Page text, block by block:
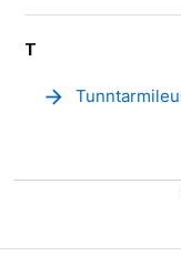
T
arrow_forward